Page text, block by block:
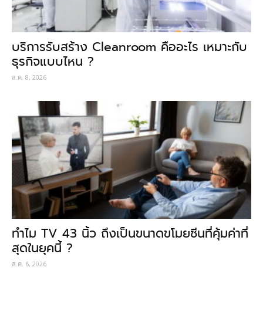
บริการรับสร้าง Cleanroom คืออะไร เหมาะกับ
ธุรกิจแบบไหน ?
ส.ค. 8, 2026
ทำไม TV 43 นิ้ว ถึงเป็นขนาดขโมยซีนที่คุ้มค่าที่
สุดในยุคนี้ ?
ส.ค. 6, 2026